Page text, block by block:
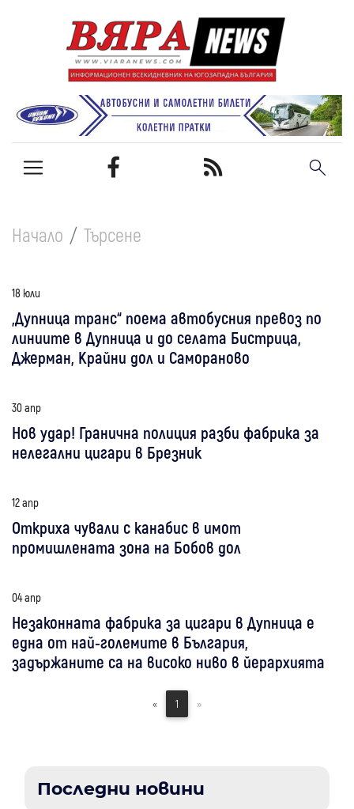
Начало Търсене
18 юли
„Дупница транс“ поема автобусния превоз по
линиите в Дупница и до селата Бистрица,
Джерман, Крайни дол и Самораново
30 апр
Нов удар! Гранична полиция разби фабрика за
нелегални цигари в Брезник
12 апр
Откриха чували с канабис в имот
промишлената зона на Бобов дол
04 апр
Незаконната фабрика за цигари в Дупница е
една от най-големите в България,
задържаните са на високо ниво в йерархията
« 1 »
Последни новини